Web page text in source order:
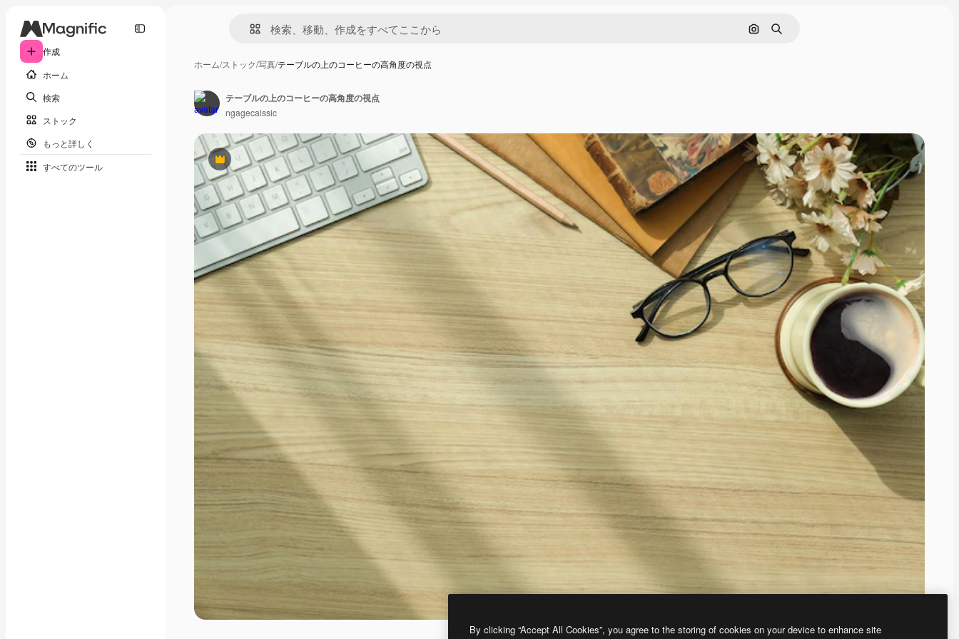
作成
ホーム
検索
ストック
もっと詳しく
すべてのツール
画像で検索
検索
ホーム/ストック/写真/テーブルの上のコーヒーの高角度の視点
Premium
テーブルの上のコーヒーの高角度の視点
ngagecalssic
By clicking “Accept All Cookies”, you agree to the storing of cookies on your device to enhance site